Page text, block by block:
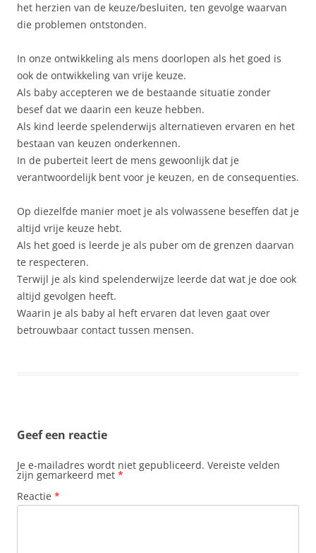
het herzien van de keuze/besluiten, ten gevolge waarvan
die problemen ontstonden.
In onze ontwikkeling als mens doorlopen als het goed is
ook de ontwikkeling van vrije keuze.
Als baby accepteren we de bestaande situatie zonder
besef dat we daarin een keuze hebben.
Als kind leerde spelenderwijs alternatieven ervaren en het
bestaan van keuzen onderkennen.
In de puberteit leert de mens gewoonlijk dat je
verantwoordelijk bent voor je keuzen, en de consequenties.
Op diezelfde manier moet je als volwassene beseffen dat je
altijd vrije keuze hebt.
Als het goed is leerde je als puber om de grenzen daarvan
te respecteren.
Terwijl je als kind spelenderwijze leerde dat wat je doe ook
altijd gevolgen heeft.
Waarin je als baby al heft ervaren dat leven gaat over
betrouwbaar contact tussen mensen.
Geef een reactie
Je e-mailadres wordt niet gepubliceerd. Vereiste velden
zijn gemarkeerd met *
Reactie *